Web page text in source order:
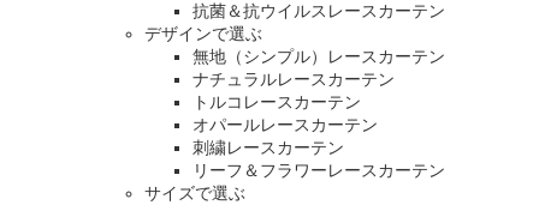
抗菌＆抗ウイルスレースカーテン
デザインで選ぶ
無地（シンプル）レースカーテン
ナチュラルレースカーテン
トルコレースカーテン
オパールレースカーテン
刺繍レースカーテン
リーフ＆フラワーレースカーテン
サイズで選ぶ